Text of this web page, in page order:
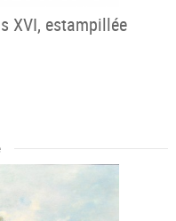
XVI, estampillée